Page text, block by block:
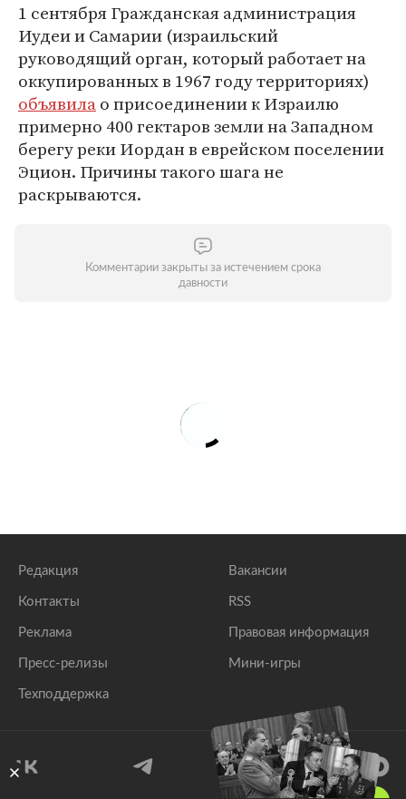
1 сентября Гражданская администрация
Иудеи и Самарии (израильский
руководящий орган, который работает на
оккупированных в 1967 году территориях)
объявилао присоединении к Израилю
примерно 400 гектаров земли на Западном
берегу реки Иордан в еврейском поселении
Эцион. Причины такого шага не
раскрываются.
Комментарии закрыты за истечением срока
давности
Редакция
Контакты
Реклама
Пресс-релизы
Техподдержка
Вакансии
RSS
Правовая информация
Мини-игры